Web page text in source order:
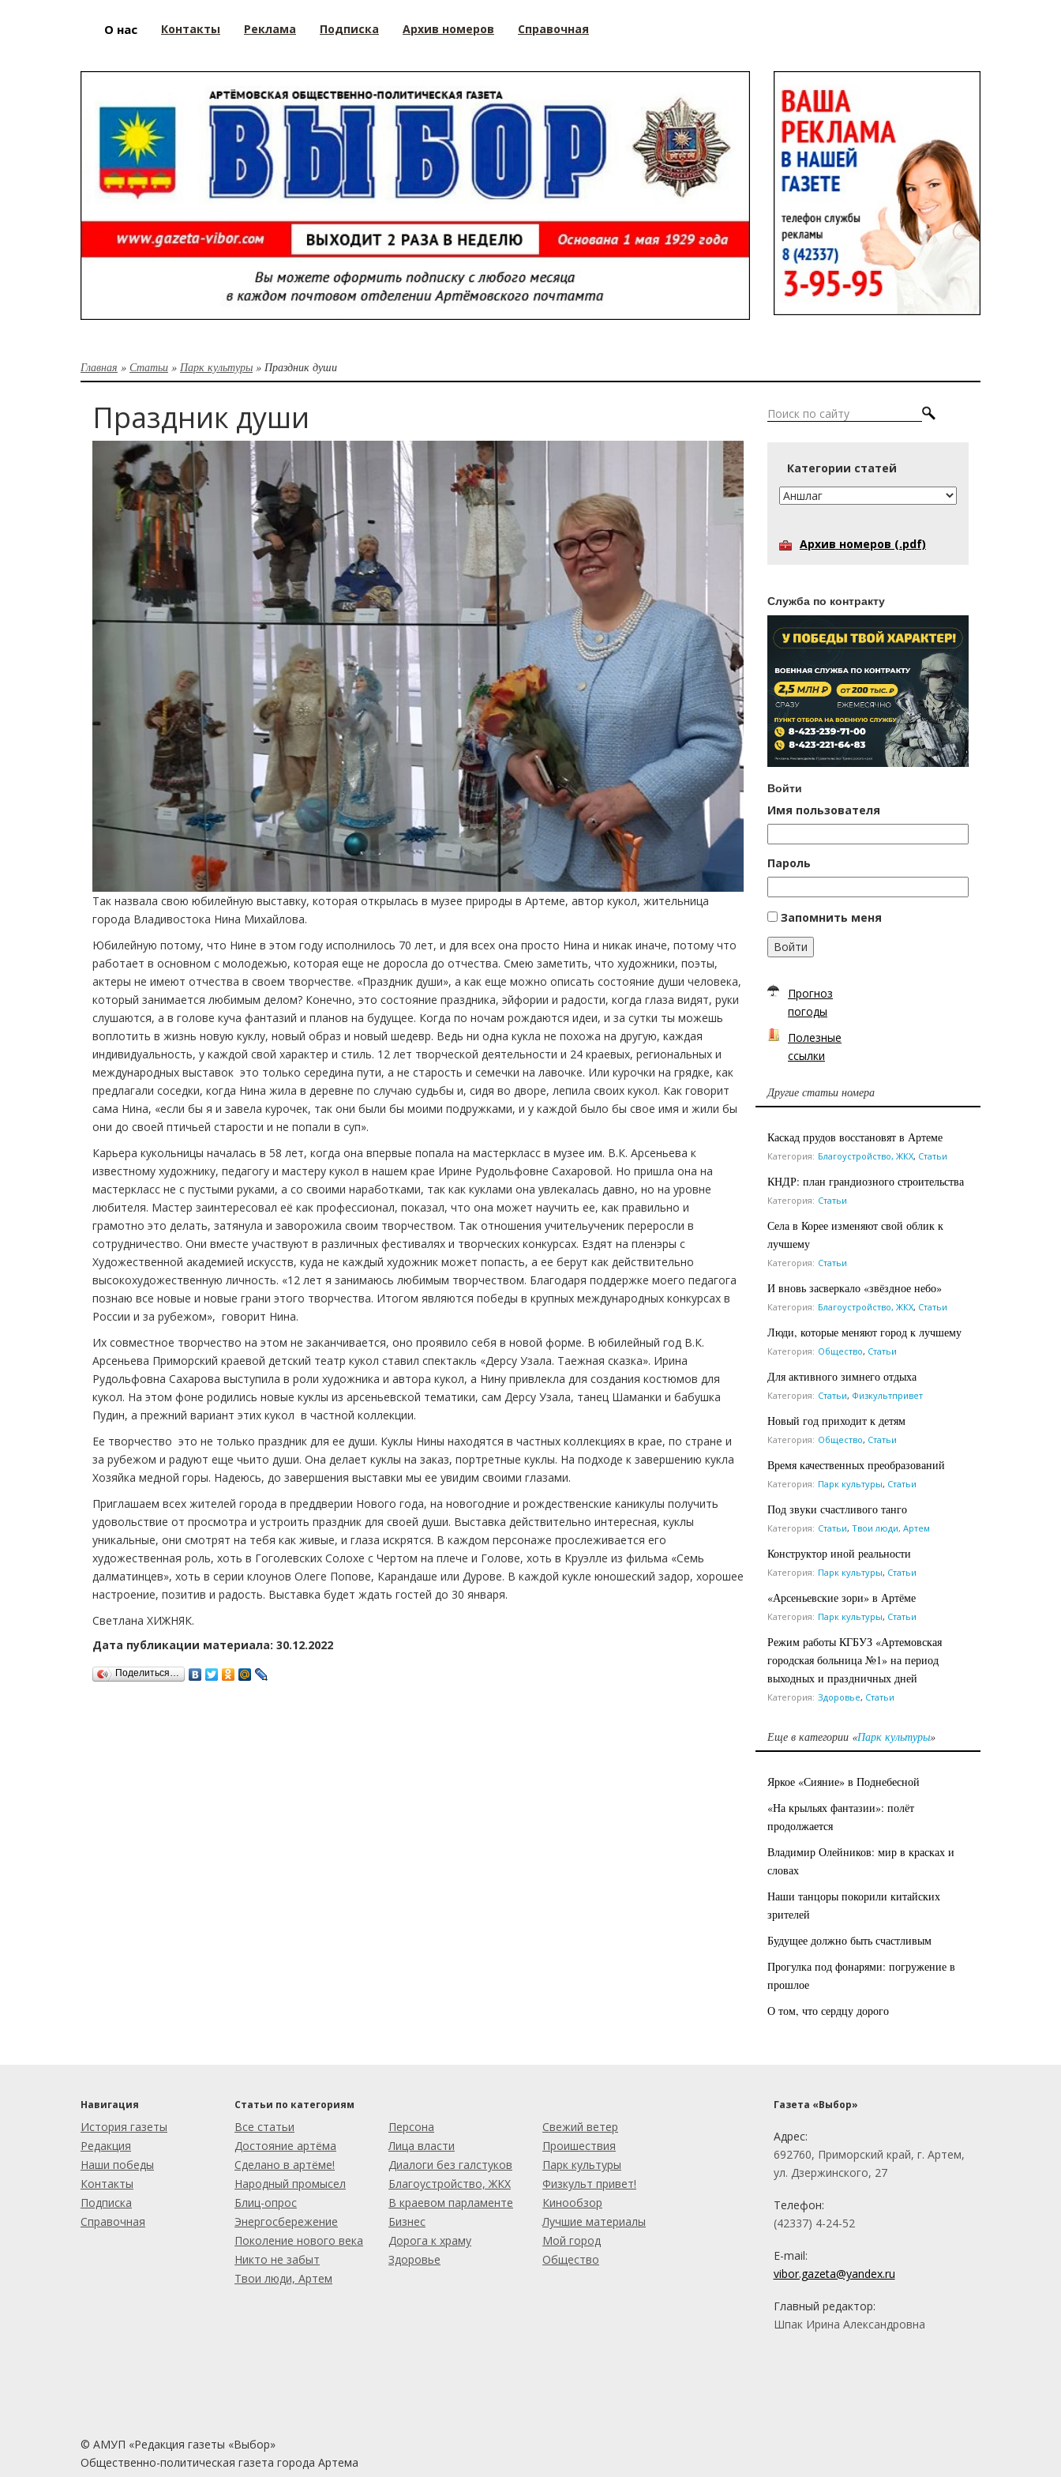
О нас Контакты Реклама Подписка Архив номеров Справочная
Главная » Статьи » Парк культуры » Праздник души
Праздник души
Так назвала свою юбилейную выставку, которая открылась в музее природы в Артеме, автор кукол, жительница
города Владивостока Нина Михайлова.
Юбилейную потому, что Нине в этом году исполнилось 70 лет, и для всех она просто Нина и никак иначе, потому что
работает в основном с молодежью, которая еще не доросла до отчества. Смею заметить, что художники, поэты,
актеры не имеют отчества в своем творчестве. «Праздник души», а как еще можно описать состояние души человека,
который занимается любимым делом? Конечно, это состояние праздника, эйфории и радости, когда глаза видят, руки
слушаются, а в голове куча фантазий и планов на будущее. Когда по ночам рождаются идеи, и за сутки ты можешь
воплотить в жизнь новую куклу, новый образ и новый шедевр. Ведь ни одна кукла не похожа на другую, каждая
индивидуальность, у каждой свой характер и стиль. 12 лет творческой деятельности и 24 краевых, региональных и
международных выставок ­ это только середина пути, а не старость и семечки на лавочке. Или курочки на грядке, как
предлагали соседки, когда Нина жила в деревне по случаю судьбы и, сидя во дворе, лепила своих кукол. Как говорит
сама Нина, «если бы я и завела курочек, так они были бы моими подружками, и у каждой было бы свое имя и жили бы
они до своей птичьей старости и не попали в суп».
Карьера кукольницы началась в 58 лет, когда она впервые попала на мастер­класс в музее им. В.К. Арсеньева к
известному художнику, педагогу и мастеру кукол в нашем крае Ирине Рудольфовне Сахаровой. Но пришла она на
мастер­класс не с пустыми руками, а со своими наработками, так как куклами она увлекалась давно, но на уровне
любителя. Мастер заинтересовал её как профессионал, показал, что она может научить ее, как правильно и
грамотно это делать, затянула и заворожила своим творчеством. Так отношения учитель­ученик переросли в
сотрудничество. Они вместе участвуют в различных фестивалях и творческих конкурсах. Ездят на пленэры с
Художественной академией искусств, куда не каждый художник может попасть, а ее берут как действительно
высокохудожественную личность. «12 лет я занимаюсь любимым творчеством. Благодаря поддержке моего педагога
познаю все новые и новые грани этого творчества. Итогом являются победы в крупных международных конкурсах в
России и за рубежом», ­ говорит Нина.
Их совместное творчество на этом не заканчивается, оно проявило себя в новой форме. В юбилейный год В.К.
Арсеньева Приморский краевой детский театр кукол ставил спектакль «Дерсу Узала. Таежная сказка». Ирина
Рудольфовна Сахарова выступила в роли художника и автора кукол, а Нину привлекла для создания костюмов для
кукол. На этом фоне родились новые куклы из арсеньевской тематики, сам Дерсу Узала, танец Шаманки и бабушка
Пудин, а прежний вариант этих кукол ­ в частной коллекции.
Ее творчество ­ это не только праздник для ее души. Куклы Нины находятся в частных коллекциях в крае, по стране и
за рубежом и радуют еще чьи­то души. Она делает куклы на заказ, портретные куклы. На подходе к завершению кукла
Хозяйка медной горы. Надеюсь, до завершения выставки мы ее увидим своими глазами.
Приглашаем всех жителей города в преддверии Нового года, на новогодние и рождественские каникулы получить
удовольствие от просмотра и устроить праздник для своей души. Выставка действительно интересная, куклы
уникальные, они смотрят на тебя как живые, и глаза искрятся. В каждом персонаже прослеживается его
художественная роль, хоть в Гоголевских Солохе с Чертом на плече и Голове, хоть в Круэлле из фильма «Семь
далматинцев», хоть в серии клоунов Олеге Попове, Карандаше или Дурове. В каждой кукле юношеский задор, хорошее
настроение, позитив и радость. Выставка будет ждать гостей до 30 января.
Светлана ХИЖНЯК.
Дата публикации материала: 30.12.2022
Поделиться…
Категории статей
Архив номеров (.pdf)
Служба по контракту
Войти
Имя пользователя
Пароль
Запомнить меня
Войти
Прогноз
погоды
Полезные
ссылки
Другие статьи номера
Каскад прудов восстановят в Артеме
Категория: Благоустройство, ЖКХ, Статьи
КНДР: план грандиозного строительства
Категория: Статьи
Села в Корее изменяют свой облик к
лучшему
Категория: Статьи
И вновь засверкало «звёздное небо»
Категория: Благоустройство, ЖКХ, Статьи
Люди, которые меняют город к лучшему
Категория: Общество, Статьи
Для активного зимнего отдыха
Категория: Статьи, Физкультпривет
Новый год приходит к детям
Категория: Общество, Статьи
Время качественных преобразований
Категория: Парк культуры, Статьи
Под звуки счастливого танго
Категория: Статьи, Твои люди, Артем
Конструктор иной реальности
Категория: Парк культуры, Статьи
«Арсеньевские зори» в Артёме
Категория: Парк культуры, Статьи
Режим работы КГБУЗ «Артемовская
городская больница №1» на период
выходных и праздничных дней
Категория: Здоровье, Статьи
Еще в категории «Парк культуры»
Яркое «Сияние» в Поднебесной
«На крыльях фантазии»: полёт
продолжается
Владимир Олейников: мир в красках и
словах
Наши танцоры покорили китайских
зрителей
Будущее должно быть счастливым
Прогулка под фонарями: погружение в
прошлое
О том, что сердцу дорого
Навигация
История газеты
Редакция
Наши победы
Контакты
Подписка
Справочная
Статьи по категориям
Все статьи
Достояние артёма
Сделано в артёме!
Народный промысел
Блиц-опрос
Энергосбережение
Поколение нового века
Никто не забыт
Твои люди, Артем
Персона
Лица власти
Диалоги без галстуков
Благоустройство, ЖКХ
В краевом парламенте
Бизнес
Дорога к храму
Здоровье
Свежий ветер
Проишествия
Парк культуры
Физкульт привет!
Кинообзор
Лучшие материалы
Мой город
Общество
Газета «Выбор»
Адрес:
692760, Приморский край, г. Артем,
ул. Дзержинского, 27
Телефон:
(42337) 4-24-52
E-mail:
vibor.gazeta@yandex.ru
Главный редактор:
Шпак Ирина Александровна
© АМУП «Редакция газеты «Выбор»
Общественно-политическая газета города Артема